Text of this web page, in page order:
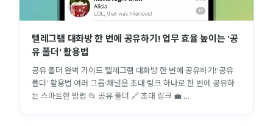
텔레그램 대화방 한 번에 공유하기! 업무 효율 높이는 '공
유 폴더' 활용법
공유 폴더 완벽 가이드 텔레그램 대화방 한 번에 공유하기!'공유
폴더' 활용법 여러 그룹·채널을 초대 링크 하나로 한 번에 공유하
는 스마트한 방법 📂 공유 폴더 🔗 초대 링크 💼 ...